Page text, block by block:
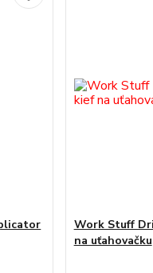
Work Stuff
na uťahovačku